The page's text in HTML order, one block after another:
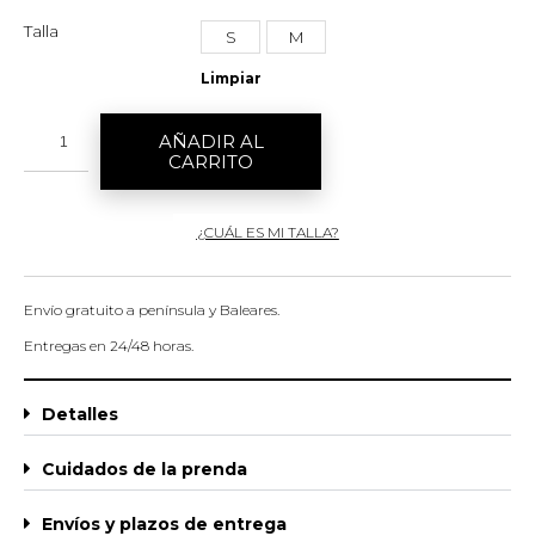
Talla S M
Limpiar
AÑADIR AL
CARRITO
¿CUÁL ES MI TALLA?
Envío gratuito a península y Baleares.
Entregas en 24/48 horas.
Detalles
Cuidados de la prenda
Envíos y plazos de entrega